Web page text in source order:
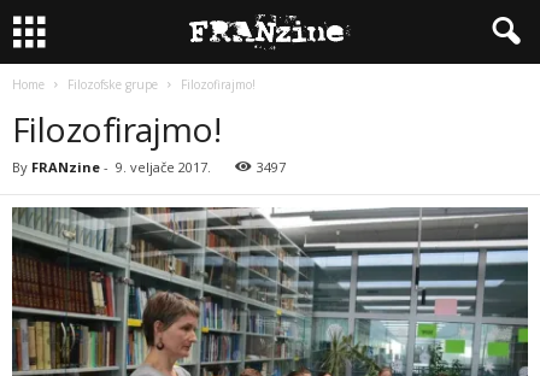
Home Filozofske grupe Filozofirajmo!
Filozofirajmo!
By FRANzine - 9. veljače 2017. 3497